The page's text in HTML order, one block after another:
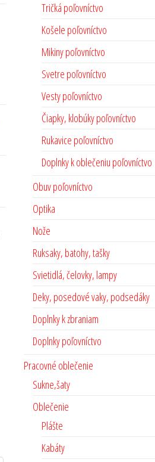
Tričká poľovníctvo
Košele poľovníctvo
Mikiny poľovníctvo
Svetre poľovníctvo
Vesty poľovníctvo
Čiapky, klobúky poľovníctvo
Rukavice poľovníctvo
Doplnky k oblečeniu poľovníctvo
Obuv poľovníctvo
Optika
Nože
Ruksaky, batohy, tašky
Svietidlá, čelovky, lampy
Deky, posedové vaky, podsedáky
Doplnky k zbraniam
Doplnky poľovníctvo
Pracovné oblečenie
Sukne,šaty
Oblečenie
Plášte
Kabáty